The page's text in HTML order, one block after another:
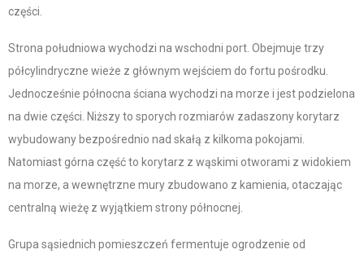
części.
Strona południowa wychodzi na wschodni port. Obejmuje trzy
półcylindryczne wieże z głównym wejściem do fortu pośrodku.
Jednocześnie północna ściana wychodzi na morze i jest podzielona
na dwie części. Niższy to sporych rozmiarów zadaszony korytarz
wybudowany bezpośrednio nad skałą z kilkoma pokojami.
Natomiast górna część to korytarz z wąskimi otworami z widokiem
na morze, a wewnętrzne mury zbudowano z kamienia, otaczając
centralną wieżę z wyjątkiem strony północnej.
Grupa sąsiednich pomieszczeń fermentuje ogrodzenie od